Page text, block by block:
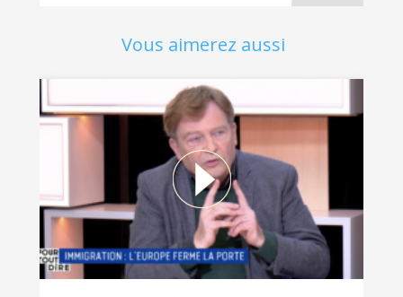
Vous aimerez aussi